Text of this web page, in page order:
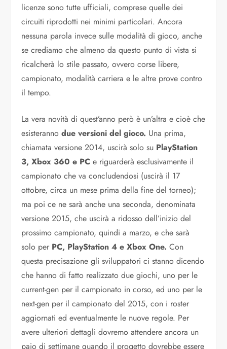
licenze sono tutte ufficiali, comprese quelle dei
circuiti riprodotti nei minimi particolari. Ancora
nessuna parola invece sulle modalità di gioco, anche
se crediamo che almeno da questo punto di vista si
ricalcherà lo stile passato, ovvero corse libere,
campionato, modalità carriera e le altre prove contro
il tempo.
La vera novità di quest’anno però è un’altra e cioè che
esisterannodue versioni del gioco. Una prima,
chiamata versione 2014, uscirà solo su PlayStation
3, Xbox 360 e PC e riguarderà esclusivamente il
campionato che va concludendosi (uscirà il 17
ottobre, circa un mese prima della fine del torneo);
ma poi ce ne sarà anche una seconda, denominata
versione 2015, che uscirà a ridosso dell’inizio del
prossimo campionato, quindi a marzo, e che sarà
solo per PC, PlayStation 4 e Xbox One. Con
questa precisazione gli sviluppatori ci stanno dicendo
che hanno di fatto realizzato due giochi, uno per le
current-gen per il campionato in corso, ed uno per le
next-gen per il campionato del 2015, con i roster
aggiornati ed eventualmente le nuove regole. Per
avere ulteriori dettagli dovremo attendere ancora un
paio di settimane quando il progetto dovrebbe essere